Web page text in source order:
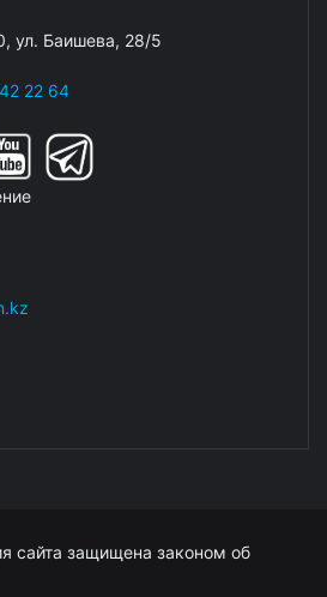
ул. Баишева, 28/5
22 64
сайта защищена законом об